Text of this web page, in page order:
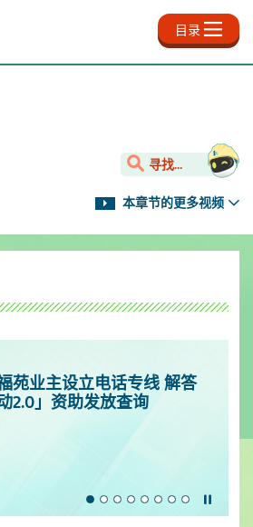
目录
寻找...
本章节的更多视频
苑业主设立电话专线 解答
2.0」资助发放查询
保养之道
修资源中心延长开放时间
料库」已於2025年9月更新
料库」已於2025年6月更新
料库」已於2025年3月更新
料库」已於2024年12月更新